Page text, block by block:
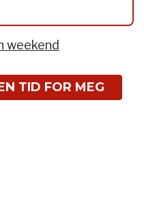
weekend
TID FOR MEG